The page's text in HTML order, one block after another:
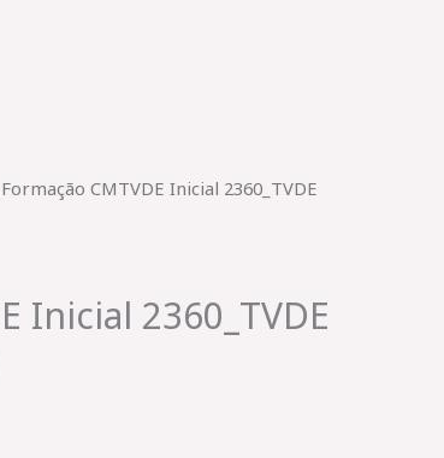
CMTVDE Inicial 2360_TVDE
Inicial 2360_TVDE
€.